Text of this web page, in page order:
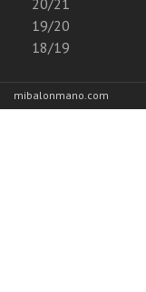
19/20
18/19
mibalonmano.com